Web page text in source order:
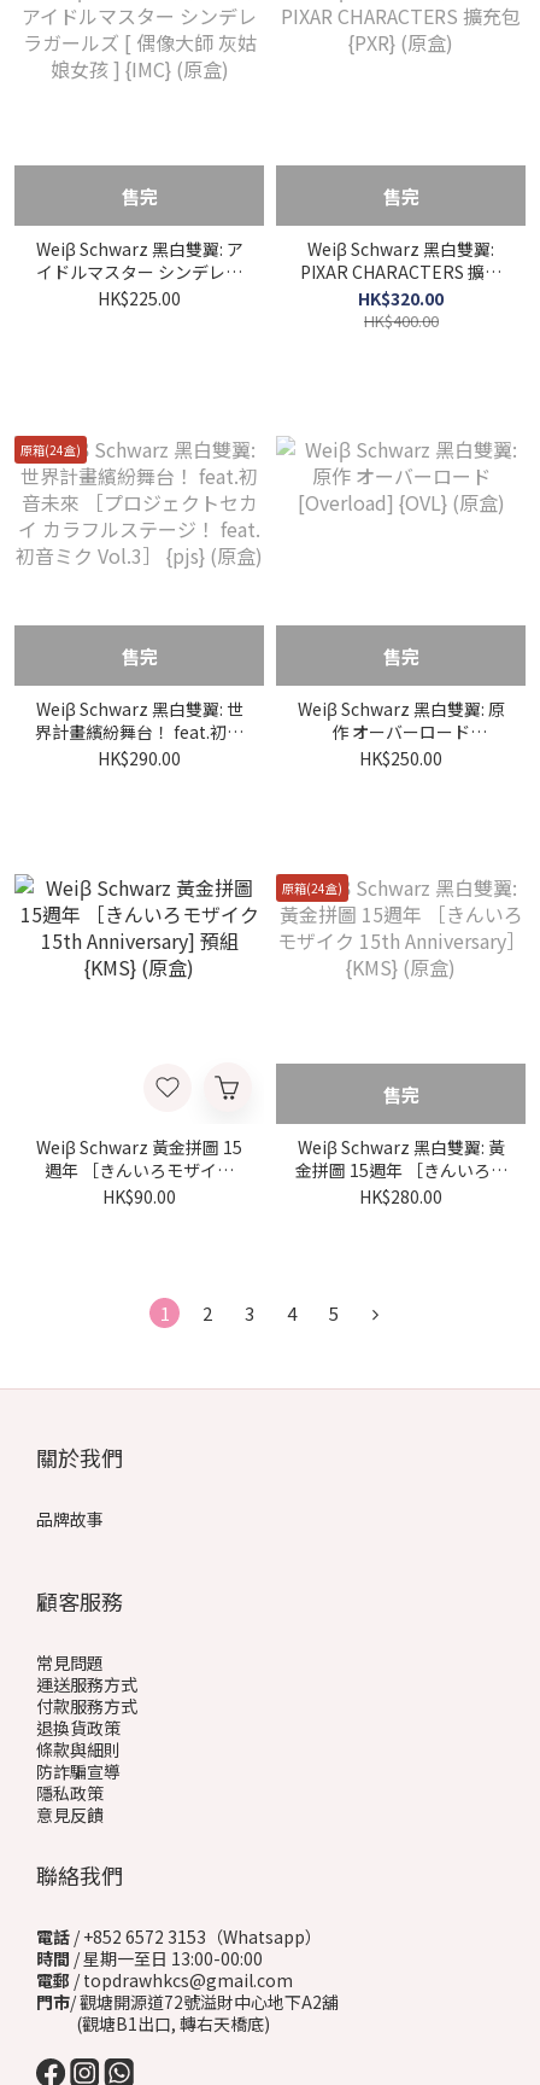
售完
Weiβ Schwarz 黑白雙翼: ア
イドルマスター シンデレラ
ガールズ [ 偶像大師 灰姑娘
HK$225.00
售完
Weiβ Schwarz 黑白雙翼:
PIXAR CHARACTERS 擴充
包 {PXR} (原盒)
HK$320.00
HK$400.00
原箱(24盒)
售完
Weiβ Schwarz 黑白雙翼: 世
界計畫繽紛舞台！ feat.初音
未來 ［プロジェクトセカイ
HK$290.00
售完
Weiβ Schwarz 黑白雙翼: 原
作 オーバーロード
[Overload] {OVL} (原盒)
HK$250.00
Weiβ Schwarz 黃金拼圖 15
週年 ［きんいろモザイク
15th Anniversary] 預組
HK$90.00
原箱(24盒)
售完
Weiβ Schwarz 黑白雙翼: 黃
金拼圖 15週年 ［きんいろモ
ザイク 15th Anniversary］
HK$280.00
1 2 3 4 5
關於我們
品牌故事
顧客服務
常見問題
運送服務方式
付款服務方式
退換貨政策
條款與細則
防詐騙宣導
隱私政策
意見反饋
聯絡我們
電話 / +852 6572 3153（Whatsapp）
時間 / 星期一至日 13:00-00:00
電郵 / topdrawhkcs@gmail.com
門市/ 觀塘開源道72號溢財中心地下A2舖
(觀塘B1出口, 轉右天橋底)